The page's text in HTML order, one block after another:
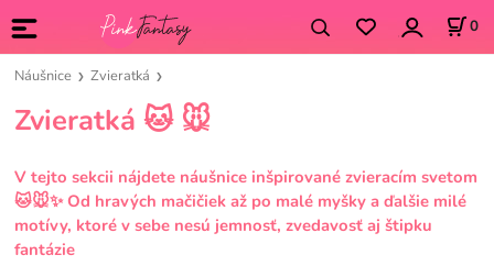
0
Náušnice Zvieratká
Zvieratká 🐱 🐭
V tejto sekcii nájdete náušnice inšpirované zvieracím svetom
🐱🐭✨ Od hravých mačičiek až po malé myšky a ďalšie milé
motívy, ktoré v sebe nesú jemnosť, zvedavosť aj štipku
fantázie